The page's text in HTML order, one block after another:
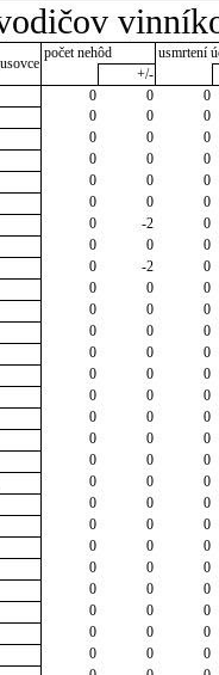
počet nehôd
usmrtení
+/-
0 0
0
0 0
0
0 0
0
0 0
0
0 0
0
0 0
0
0 -2
0
0 0
0
0 -2
0
0 0
0
0 0
0
0 0
0
0 0
0
0 0
0
0 0
0
0 0
0
0 0
0
0 0
0
0 0
0
0 0
0
0 0
0
0 0
0
0 0
0
0 0
0
0 0
0
0 0
0
0 0
0